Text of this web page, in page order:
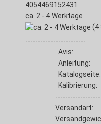
4054469152431
ca. 2 - 4 Werktage
(4
------------------------
Avis:
Anleitung:
Katalogseite:
Kalibrierung:
Versandart: